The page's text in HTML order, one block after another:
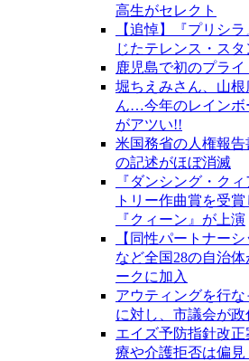
高生がセレクト
【追悼】『プリシ
じたテレンス・スタ
鹿児島で初のプラ
堀ちえみさん、山
ん…今年のレインボ
がアツい!!
米国務省の人権報
の記述がほぼ消滅
『ダンシング・ク
トリー作曲賞を受
『クィーン』が上演
【同性パートナー
など全国28の自治
ークに加入
アウティングを行
に対し、市議会が
エイズ予防指針改
療や介護拒否は偏